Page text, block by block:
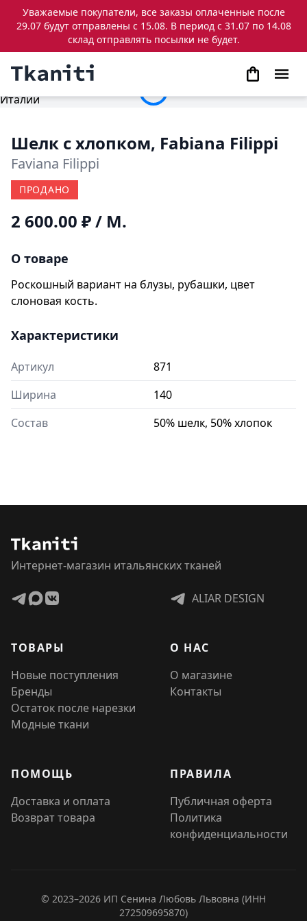
Уважаемые покупатели, все заказы оплаченные после
29.07 будут отправлены с 15.08. В период с 31.07 по 14.08
склад отправлять посылки не будет.
Шелк с хлопком, Fabiana Filippi
Faviana Filippi
ПРОДАНО
2 600.00 ₽/ М.
О товаре
Роскошный вариант на блузы, рубашки, цвет
слоновая кость.
Характеристики
Артикул
871
Ширина
140
Состав
50% шелк, 50% хлопок
Интернет-магазин итальянских тканей
ALIAR DESIGN
ТОВАРЫ
Новые поступления
Бренды
Остаток после нарезки
Модные ткани
О НАС
О магазине
Контакты
ПОМОЩЬ
Доставка и оплата
Возврат товара
ПРАВИЛА
Публичная оферта
Политика
конфиденциальности
© 2023–2026 ИП Сенина Любовь Львовна (ИНН
272509695870)